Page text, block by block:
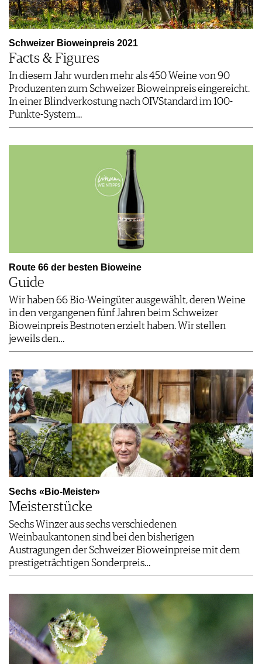
Schweizer Bioweinpreis 2021
Facts & Figures
In diesem Jahr wurden mehr als 450 Weine von 90
Produzenten zum Schweizer Bioweinpreis eingereicht.
In einer Blindverkostung nach OIVStandard im 100-
Punkte-System…
Route 66 der besten Bioweine
Guide
Wir haben 66 Bio-Weingüter ausgewählt, deren Weine
in den vergangenen fünf Jahren beim Schweizer
Bioweinpreis Bestnoten erzielt haben. Wir stellen
jeweils den…
Sechs «Bio-Meister»
Meisterstücke
Sechs Winzer aus sechs verschiedenen
Weinbaukantonen sind bei den bisherigen
Austragungen der Schweizer Bioweinpreise mit dem
prestigeträchtigen Sonderpreis…